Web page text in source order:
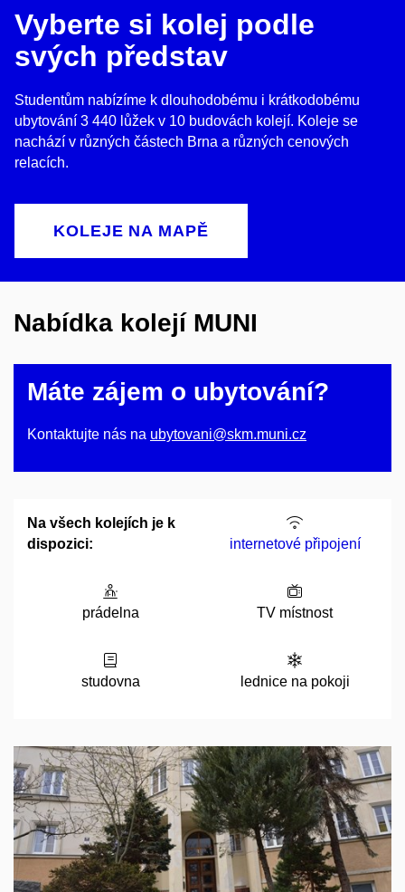
Vyberte si kolej podle
svých představ
Studentům nabízíme k dlouhodobému i krátkodobému
ubytování 3 440 lůžek v 10 budovách kolejí. Koleje se
nachází v různých částech Brna a různých cenových
relacích.
KOLEJE NA MAPĚ
Nabídka kolejí MUNI
Máte zájem o ubytování?
Kontaktujte nás na ubytovani@skm.muni.cz
Na všech kolejích je k
dispozici:
internetové připojení
prádelna TV místnost
studovna lednice na pokoji